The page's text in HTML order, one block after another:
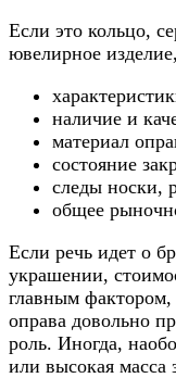
Если это кольцо,
ювелирное
наличие и
материал
состояние
следы носки,
общее
Если речь идет о
украшении,
главным
оправа довольно
роль. Иногда,
или высокая масса